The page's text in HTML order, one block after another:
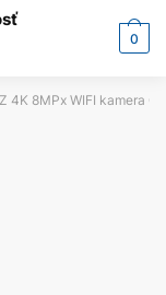
0
4K 8MPx WIFI kamera